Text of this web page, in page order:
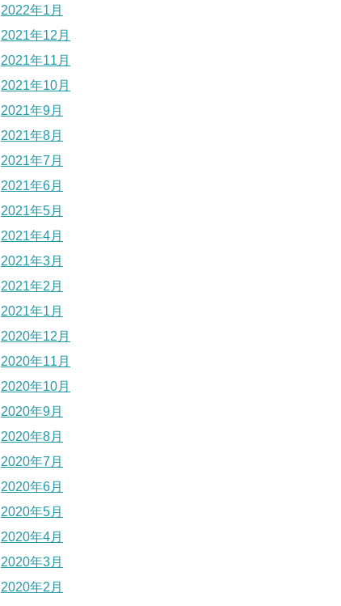
2022年1月
2021年12月
2021年11月
2021年10月
2021年9月
2021年8月
2021年7月
2021年6月
2021年5月
2021年4月
2021年3月
2021年2月
2021年1月
2020年12月
2020年11月
2020年10月
2020年9月
2020年8月
2020年7月
2020年6月
2020年5月
2020年4月
2020年3月
2020年2月